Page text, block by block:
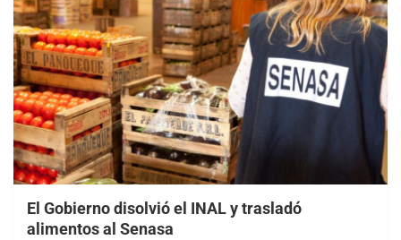
El Gobierno disolvió el INAL y trasladó
alimentos al Senasa